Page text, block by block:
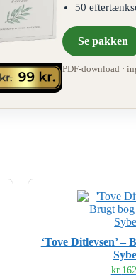
50
Se pakken
PDF-download ·
‘Tove Ditlevsen’ –
kr.